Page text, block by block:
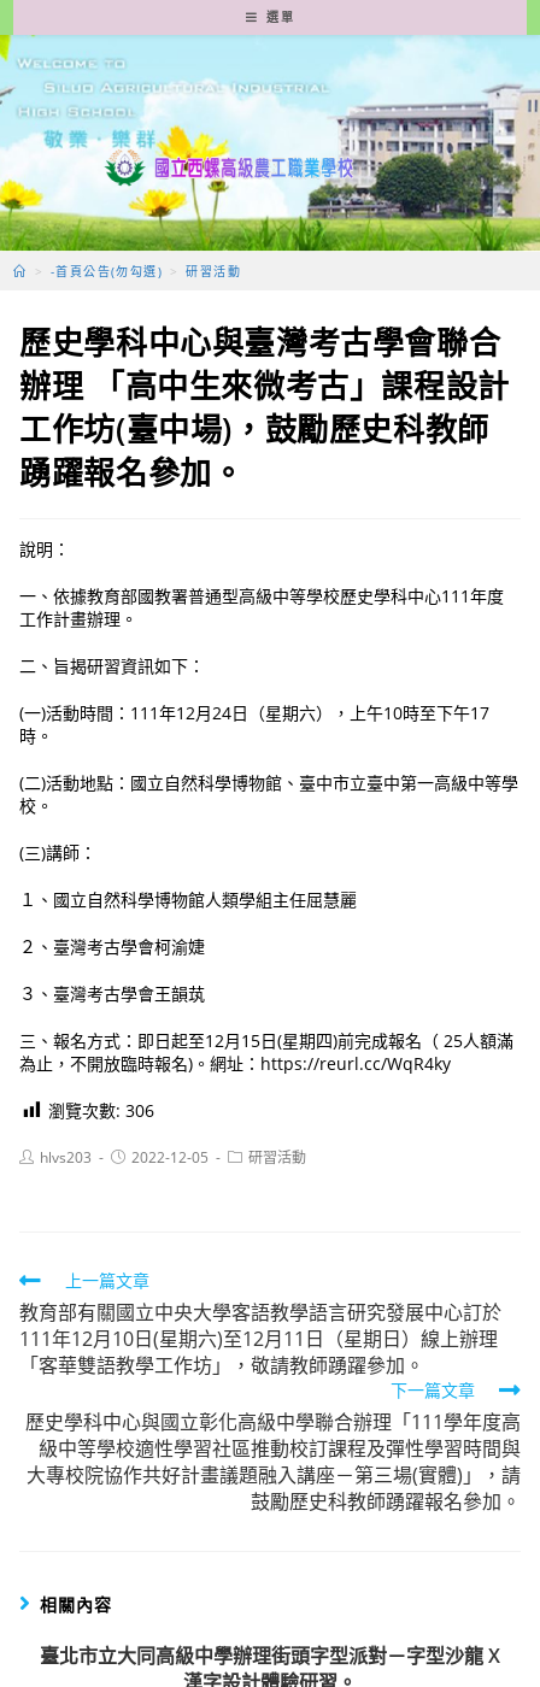
轉
至
要
容
選單
> -首頁公告(勿勾選) > 研習活動
歷史學科中心與臺灣考古學會聯合
辦理 「高中生來微考古」課程設計
工作坊(臺中場)，鼓勵歷史科教師
踴躍報名參加。
說明：
一、依據教育部國教署普通型高級中等學校歷史學科中心111年度
工作計畫辦理。
二、旨揭研習資訊如下：
(一)活動時間：111年12月24日（星期六），上午10時至下午17
時。
(二)活動地點：國立自然科學博物館、臺中市立臺中第一高級中等學
校。
(三)講師：
１、國立自然科學博物館人類學組主任屈慧麗
２、臺灣考古學會柯渝婕
３、臺灣考古學會王韻茿
三、報名方式：即日起至12月15日(星期四)前完成報名（ 25人額滿
為止，不開放臨時報名)。網址：https://reurl.cc/WqR4ky
瀏覽次數: 306
Posthlvs203
Post2022-12-05
Post研習活動
Read
more
articles
上一篇文章
教育部有關國立中央大學客語教學語言研究發展中心訂於
111年12月10日(星期六)至12月11日（星期日）線上辦理
「客華雙語教學工作坊」，敬請教師踴躍參加。
下一篇文章
歷史學科中心與國立彰化高級中學聯合辦理「111學年度高
級中等學校適性學習社區推動校訂課程及彈性學習時間與
大專校院協作共好計畫議題融入講座－第三場(實體)」，請
鼓勵歷史科教師踴躍報名參加。
相關內容
臺北市立大同高級中學辦理街頭字型派對－字型沙龍 X